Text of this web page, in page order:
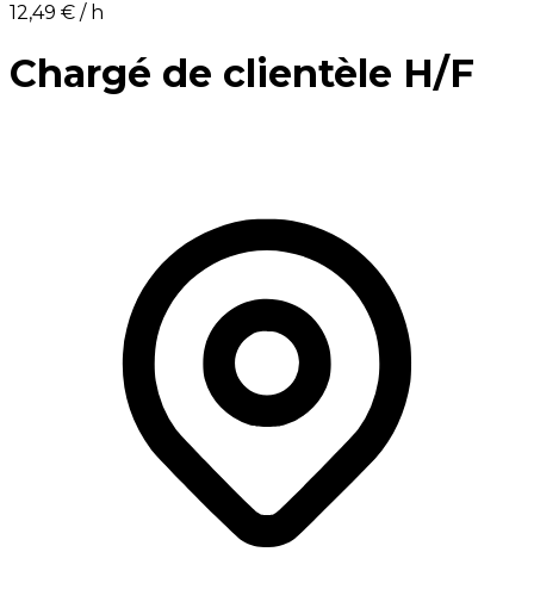
12,49 €⁩ / h
Chargé de clientèle H/F